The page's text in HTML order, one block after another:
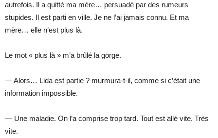
autrefois. Il a quitté ma mère… persuadé par des rumeurs
stupides. Il est parti en ville. Je ne l’ai jamais connu. Et ma
mère… elle n’est plus là.
Le mot « plus là » m’a brûlé la gorge.
— Alors… Lida est partie ? murmura-t-il, comme si c’était une
information impossible.
— Une maladie. On l’a comprise trop tard. Tout est allé vite. Très
vite.